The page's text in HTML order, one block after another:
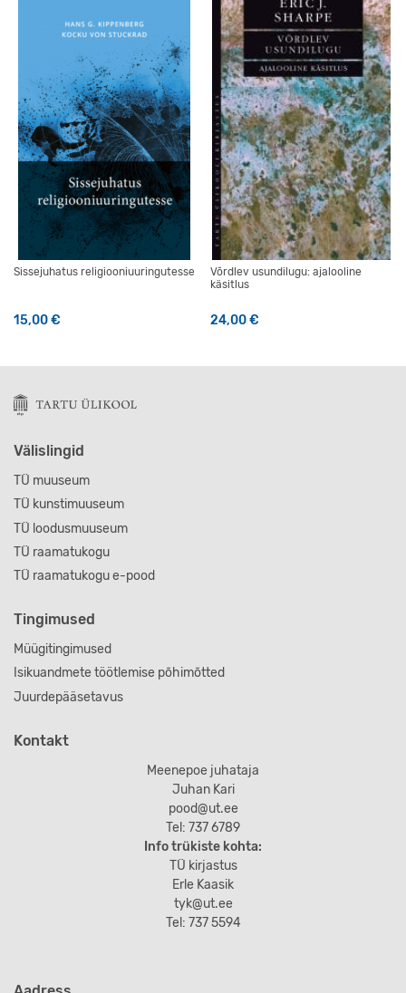
Sissejuhatus religiooniuuringutesse
15,00€
Võrdlev usundilugu: ajalooline
käsitlus
24,00€
Välislingid
TÜ muuseum
TÜ kunstimuuseum
TÜ loodusmuuseum
TÜ raamatukogu
TÜ raamatukogu e-pood
Tingimused
Müügitingimused
Isikuandmete töötlemise põhimõtted
Juurdepääsetavus
Kontakt
Meenepoe juhataja
Juhan Kari
pood@ut.ee
Tel: 737 6789
Info trükiste kohta:
TÜ kirjastus
Erle Kaasik
tyk@ut.ee
Tel: 737 5594